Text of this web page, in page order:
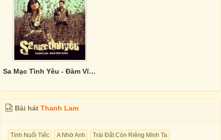
Sa Mạc Tình Yêu - Đàm Vĩnh Hưng
Bài hát Thanh Lam
Tình Nuối Tiếc A Nhờ Anh
Trái Đất Còn Riêng Mình Ta